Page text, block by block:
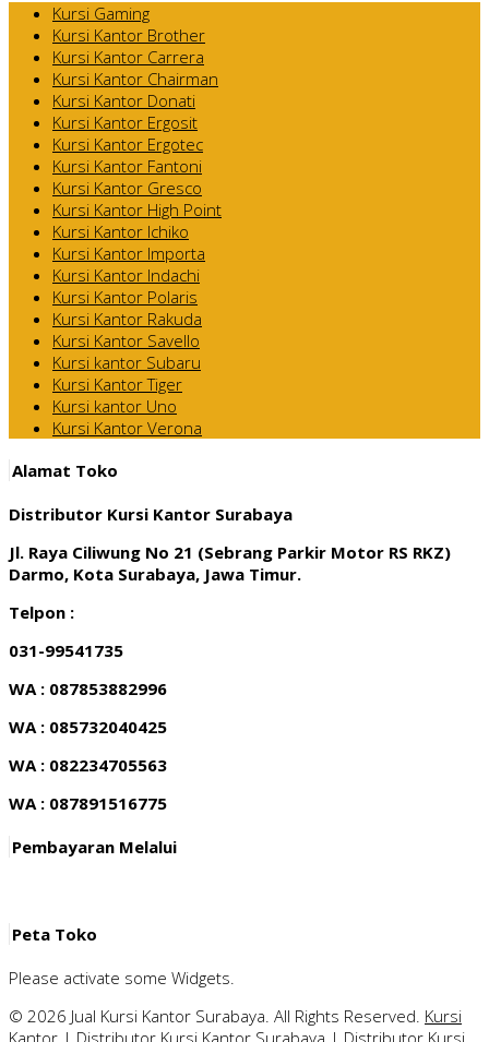
Kursi Gaming
Kursi Kantor Brother
Kursi Kantor Carrera
Kursi Kantor Chairman
Kursi Kantor Donati
Kursi Kantor Ergosit
Kursi Kantor Ergotec
Kursi Kantor Fantoni
Kursi Kantor Gresco
Kursi Kantor High Point
Kursi Kantor Ichiko
Kursi Kantor Importa
Kursi Kantor Indachi
Kursi Kantor Polaris
Kursi Kantor Rakuda
Kursi Kantor Savello
Kursi kantor Subaru
Kursi Kantor Tiger
Kursi kantor Uno
Kursi Kantor Verona
Alamat Toko
Distributor Kursi Kantor Surabaya
Jl. Raya Ciliwung No 21 (Sebrang Parkir Motor RS RKZ)
Darmo, Kota Surabaya, Jawa Timur.
Telpon :
031-99541735
WA : 087853882996
WA : 085732040425
WA : 082234705563
WA : 087891516775
Pembayaran Melalui
Peta Toko
Please activate some Widgets.
© 2026 Jual Kursi Kantor Surabaya. All Rights Reserved. Kursi